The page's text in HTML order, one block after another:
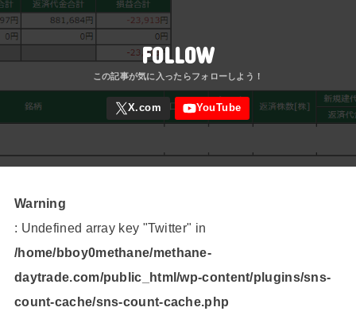
FOLLOW
Warning
: Undefined array key "Twitter" in
/home/bboy0methane/methane-
daytrade.com/public_html/wp-content/plugins/sns-
count-cache/sns-count-cache.php